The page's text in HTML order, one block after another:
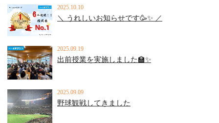
2025.10.10
＼ うれしいお知らせです🥳✨ ／
2025.09.19
出前授業を実施しました🏫✨
2025.09.09
野球観戦してきました